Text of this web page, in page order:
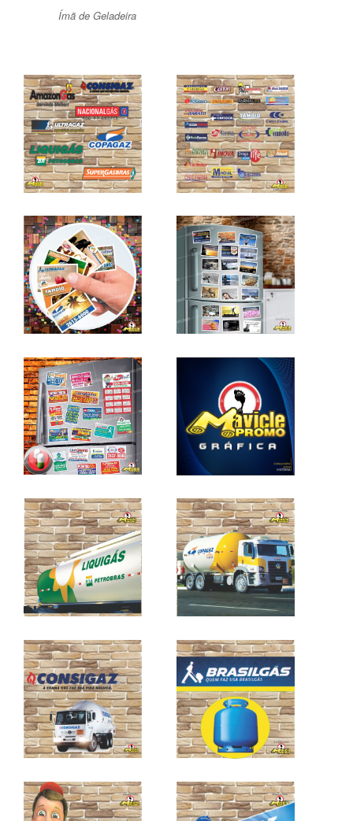
Ímã de Geladeira